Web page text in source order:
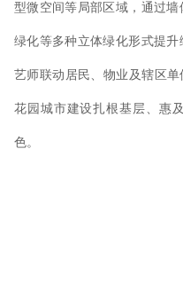
型微空间等局部区域，通过
绿化等多种立体绿化形式提
艺师联动居民、物业及辖区
花园城市建设扎根基层、惠
色。